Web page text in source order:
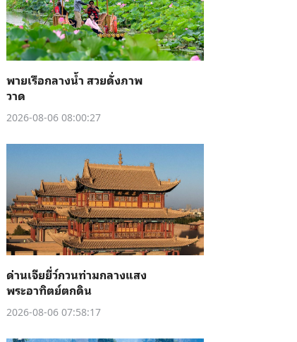
พายเรือกลางน้ำ สวยดั่งภาพ
วาด
2026-08-06 08:00:27
ด่านเจียยี่ว์กวนท่ามกลางแสง
พระอาทิตย์ตกดิน
2026-08-06 07:58:17